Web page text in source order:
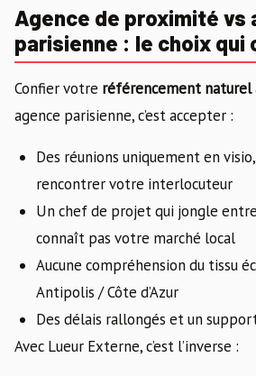
Agence de proximité vs
parisienne : le choix qui
Confier votre référencement naturel
agence parisienne, c’est accepter :
Des réunions uniquement en
rencontrer votre interlocuteur
Un chef de projet qui jongle
connaît pas votre marché local
Aucune compréhension du tissu
Antipolis / Côte d’Azur
Des délais rallongés et un
Avec Lueur Externe, c’est l’inverse :